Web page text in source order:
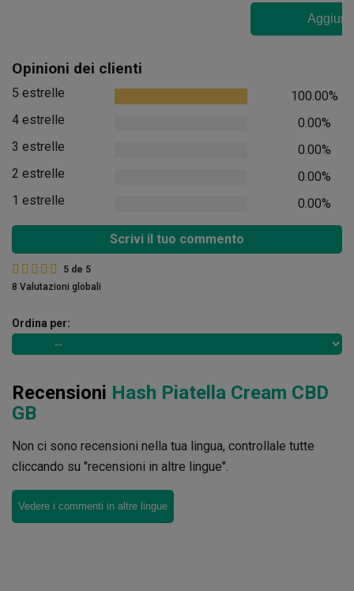
Opinioni dei clienti
5 estrelle
100.00%
4 estrelle
0.00%
3 estrelle
0.00%
2 estrelle
0.00%
1 estrelle
0.00%
Scrivi il tuo commento
5 de 5
8 Valutazioni globali
Ordina per:
Recensioni Hash Piatella Cream CBD
GB
Non ci sono recensioni nella tua lingua, controllale tutte
cliccando su "recensioni in altre lingue".
Vedere i commenti in altre lingue